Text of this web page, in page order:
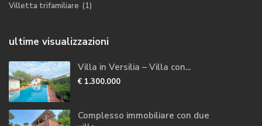
Villetta trifamiliare (1)
ultime visualizzazioni
Villa in Versilia – Villa con...
€ 1.300.000
Complesso immobiliare con due